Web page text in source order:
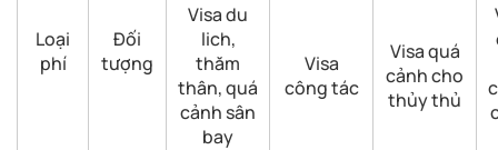
Loại
phí
Đối
tượng
Visa du
lich,
thăm
thân, quá
cảnh sân
bay
Visa
công tác
Visa quá
cảnh cho
thủy thủ